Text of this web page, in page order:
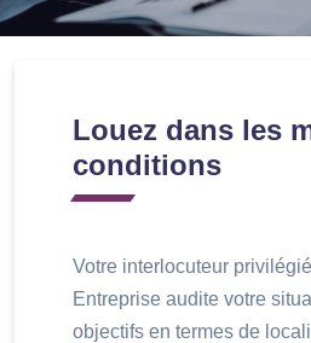
Louez dans les
conditions
Votre interlocuteur
Entreprise audite votre
objectifs en termes de